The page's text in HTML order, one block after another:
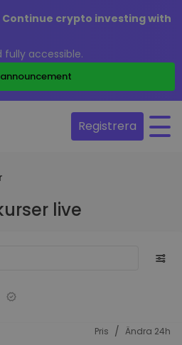
crypto investing with
fully accessible.
Registrera
live
Pris / Ändra 24h